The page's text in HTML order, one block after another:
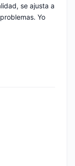
se ajusta a
Yo